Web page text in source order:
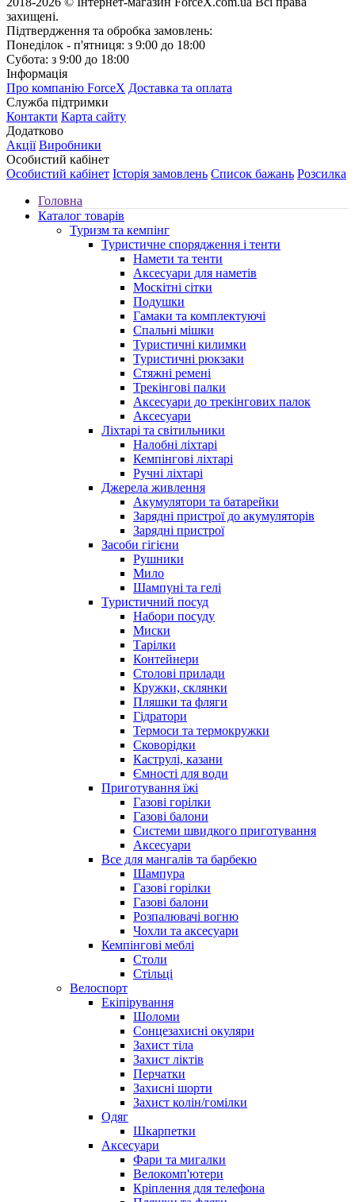
захищені.
Підтвердження та обробка замовлень:
Понеділок - п'ятниця: з 9:00 до 18:00
Субота: з 9:00 до 18:00
Інформація
Про компанію ForceX Доставка та оплата
Служба підтримки
Контакти Карта сайту
Додатково
Акції Виробники
Особистий кабінет
Особистий кабінет Історія замовлень Список бажань Розсилка
Головна
Каталог товарів
Туризм та кемпінг
Туристичне спорядження і тенти
Намети та тенти
Аксесуари для наметів
Москітні сітки
Подушки
Гамаки та комплектуючі
Спальні мішки
Туристичні килимки
Туристичні рюкзаки
Стяжні ремені
Трекінгові палки
Аксесуари до трекінгових палок
Аксесуари
Ліхтарі та світильники
Налобні ліхтарі
Кемпінгові ліхтарі
Ручні ліхтарі
Джерела живлення
Акумулятори та батарейки
Зарядні пристрої до акумуляторів
Зарядні пристрої
Засоби гігієни
Рушники
Мило
Шампуні та гелі
Туристичний посуд
Набори посуду
Миски
Тарілки
Контейнери
Столові прилади
Кружки, склянки
Пляшки та фляги
Гідратори
Термоси та термокружки
Сковорідки
Каструлі, казани
Ємності для води
Приготування їжі
Газові горілки
Газові балони
Системи швидкого приготування
Аксесуари
Все для мангалів та барбекю
Шампура
Газові горілки
Газові балони
Розпалювачі вогню
Чохли та аксесуари
Кемпінгові меблі
Столи
Стільці
Велоспорт
Екіпірування
Шоломи
Сонцезахисні окуляри
Захист тіла
Захист ліктів
Перчатки
Захисні шорти
Захист колін/гомілки
Одяг
Шкарпетки
Аксесуари
Фари та мигалки
Велокомп'ютери
Кріплення для телефона